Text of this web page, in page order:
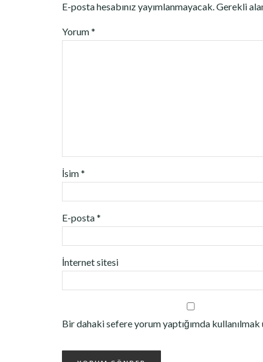
E-posta hesabınız yayımlanmayacak.Gerekli
Yorum*
İsim*
E-posta*
İnternet sitesi
Bir dahaki sefere yorum yaptığımda